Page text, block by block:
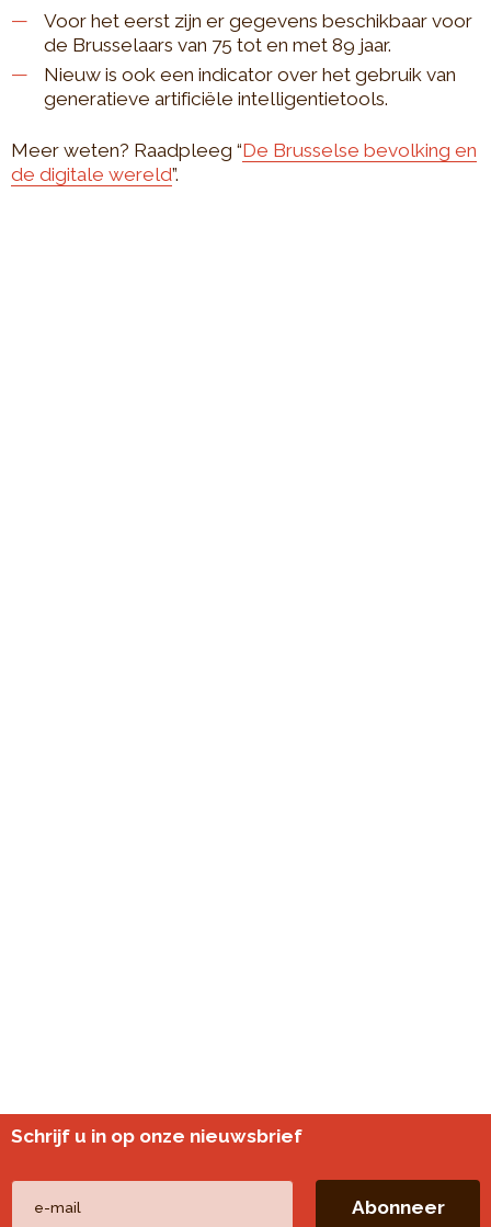
Voor het eerst zijn er gegevens beschikbaar voor
de Brusselaars van 75 tot en met 89 jaar.
Nieuw is ook een indicator over het gebruik van
generatieve artificiële intelligentietools.
Meer weten? Raadpleeg “De Brusselse bevolking en
de digitale wereld”.
Schrijf u in op onze nieuwsbrief